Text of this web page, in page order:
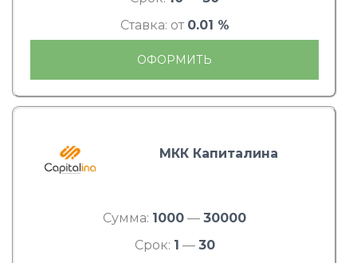
Ставка: от 0.01 %
ОФОРМИТЬ
МКК Капиталина
Сумма: 1000 — 30000
Срок: 1 — 30